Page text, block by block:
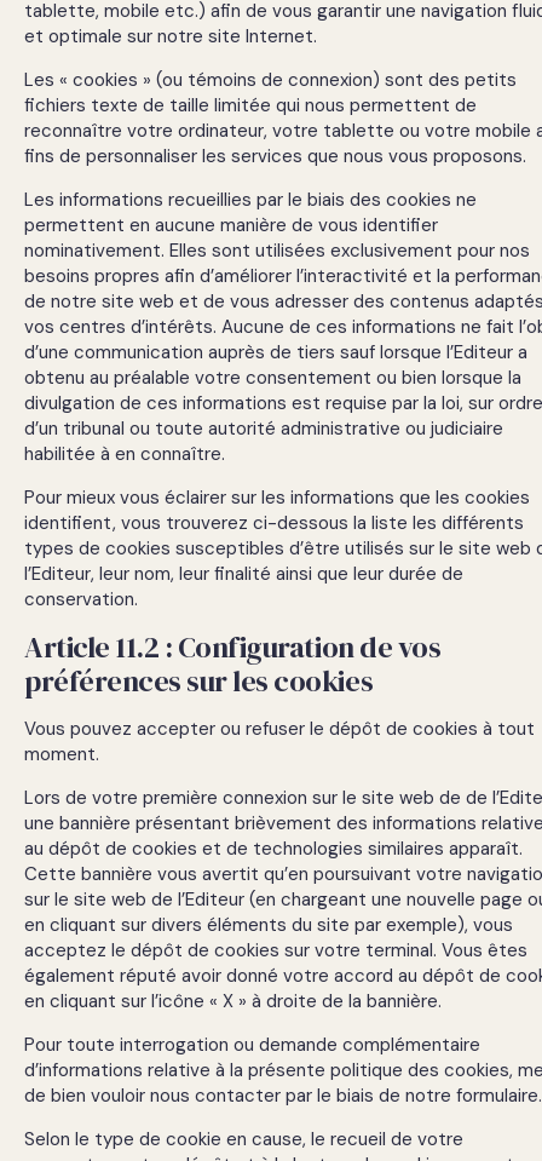
tablette, mobile etc.) afin de vous garantir une navigation
et optimale sur notre site Internet.
Les « cookies » (ou témoins de connexion) sont des petits
fichiers texte de taille limitée qui nous permettent de
reconnaître votre ordinateur, votre tablette ou votre mobile
fins de personnaliser les services que nous vous proposons.
Les informations recueillies par le biais des cookies ne
permettent en aucune manière de vous identifier
nominativement. Elles sont utilisées exclusivement pour nos
besoins propres afin d’améliorer l’interactivité et la
de notre site web et de vous adresser des contenus
vos centres d’intérêts. Aucune de ces informations ne fait
d’une communication auprès de tiers sauf lorsque l’Editeur a
obtenu au préalable votre consentement ou bien lorsque la
divulgation de ces informations est requise par la loi, sur ordre
d’un tribunal ou toute autorité administrative ou judiciaire
habilitée à en connaître.
Pour mieux vous éclairer sur les informations que les cookies
identifient, vous trouverez ci-dessous la liste les différents
types de cookies susceptibles d’être utilisés sur le site web
l’Editeur, leur nom, leur finalité ainsi que leur durée de
conservation.
Article 11.2 : Configuration de vos
préférences sur les cookies
Vous pouvez accepter ou refuser le dépôt de cookies à tout
moment.
Lors de votre première connexion sur le site web de de
une bannière présentant brièvement des informations
au dépôt de cookies et de technologies similaires apparaît.
Cette bannière vous avertit qu’en poursuivant votre
sur le site web de l’Editeur (en chargeant une nouvelle page
en cliquant sur divers éléments du site par exemple), vous
acceptez le dépôt de cookies sur votre terminal. Vous êtes
également réputé avoir donné votre accord au dépôt de
en cliquant sur l’icône « X » à droite de la bannière.
Pour toute interrogation ou demande complémentaire
d’informations relative à la présente politique des cookies,
de bien vouloir nous contacter par le biais de notre formulaire.
Selon le type de cookie en cause, le recueil de votre